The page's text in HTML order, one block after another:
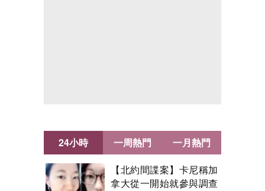
24小時
【北約間諜案】卡尼稱加
拿大從一開始就參與調查
一周熱門 一月熱門